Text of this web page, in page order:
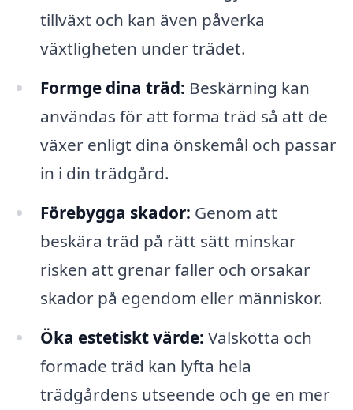
tillväxt och kan även påverka
växtligheten under trädet.
Formge dina träd: Beskärning kan
användas för att forma träd så att de
växer enligt dina önskemål och passar
in i din trädgård.
Förebygga skador: Genom att
beskära träd på rätt sätt minskar
risken att grenar faller och orsakar
skador på egendom eller människor.
Öka estetiskt värde: Välskötta och
formade träd kan lyfta hela
trädgårdens utseende och ge en mer